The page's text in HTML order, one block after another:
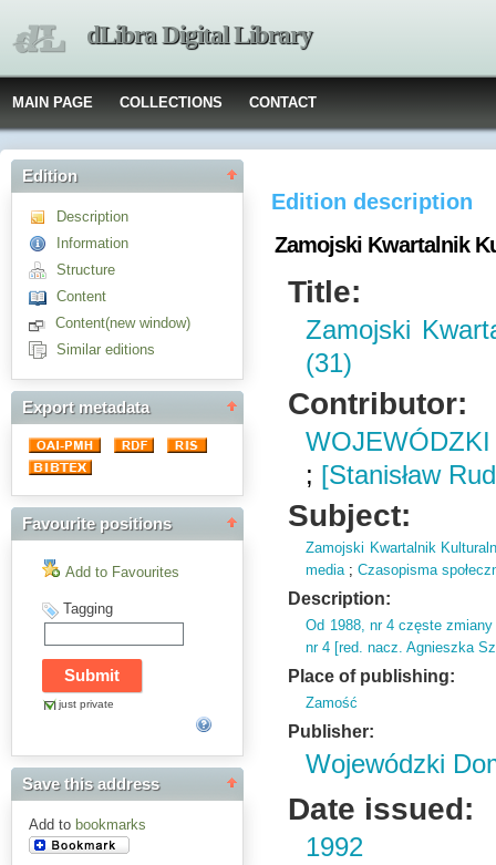
dLibra Digital Library
MAIN PAGE COLLECTIONS CONTACT
Edition
Description
Information
Structure
Content
Content(new window)
Similar editions
Export metadata
Favourite positions
Add to Favourites
Tagging
just private
Save this address
Add to bookmarks
Edition description
Zamojski Kwartalnik
Title:
Zamojski
(31)
Contributor:
; [Stanisław
Subject:
Zamojski Kwartalnik
media;Czasopisma
Description:
Od 1988, nr 4 częste zmiany
nr 4 [red. nacz. Agnieszka
Place of publishing:
Zamość
Publisher:
Wojewódzki
Date issued:
1992